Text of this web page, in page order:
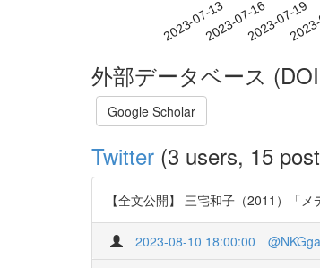
2023-07-132023-07-162023-07-19
外部データベース
Google Scholar
Twitter (3 users, 15
【全文公開】 三宅和子（2011）「
2023-08-10 18:00:00